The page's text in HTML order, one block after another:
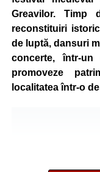
Greavilor. Timp
reconstituiri
de luptă, dansuri
concerte, într-
promoveze
localitatea într-o